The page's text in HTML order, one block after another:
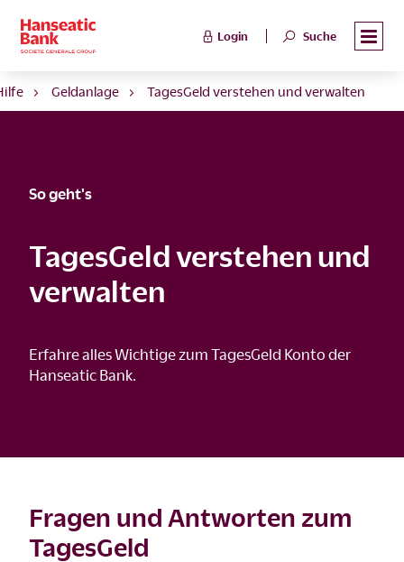
Login Suche
Geldanlage TagesGeld verstehen und verwalten
So geht's
TagesGeld verstehen und
verwalten
Erfahre alles Wichtige zum TagesGeld Konto der
Hanseatic Bank.
Fragen und Antworten zum
TagesGeld